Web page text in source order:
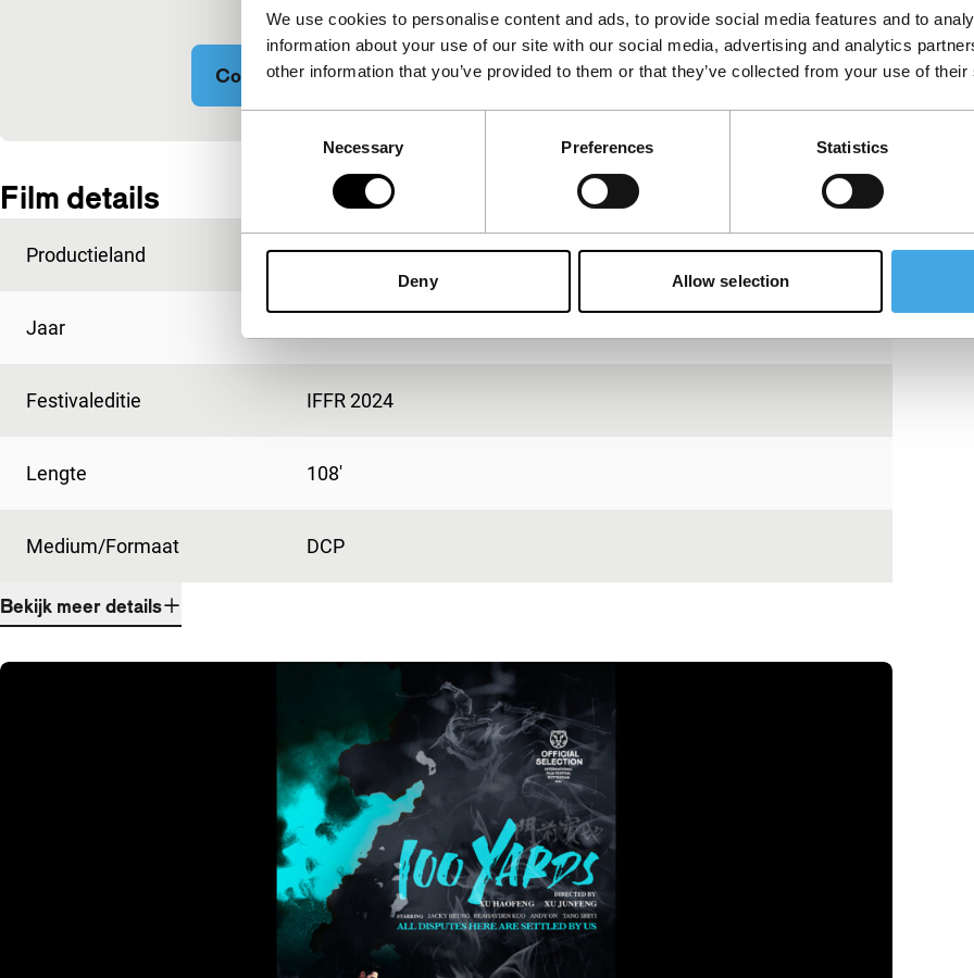
We use cookies to personalise content and ads, to provide social media features and to
information about your use of our site with our social media, advertising and analytics
other information that you’ve provided to them or that they’ve collected from your use of
Necessary Preferences Statistics
Deny Allow selection
Cookie-instellingen wijzigen Bekijk op YouTube
Ingesloten inhoud van YouTube overgeslagen.
Film details
Productieland China
Jaar
Festivaleditie IFFR 2024
Lengte 108'
Medium/Formaat DCP
Bekijk meer details